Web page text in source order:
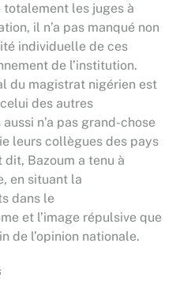
les juges à
il n’a pas manqué non
individuelle de ces
de l’institution.
du magistrat nigérien est
des autres
n’a pas grand-chose
leurs collègues des pays
Bazoum a tenu à
en situant la
dans le
et l’image répulsive que
de l’opinion nationale.